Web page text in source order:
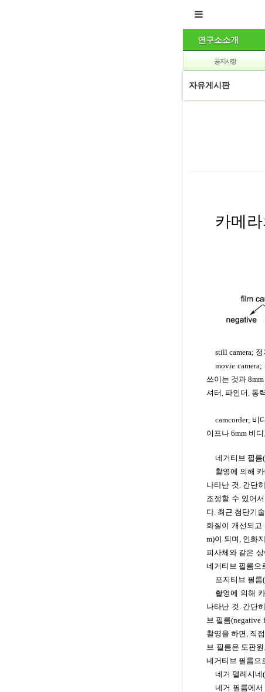
연구소소개
공지사항
자유게시판
카메
still camera;
movie
쓰이는 것과
셔터, 파인더, 동
camcorder; 비
이프나 6mm 비
네거티브 필름
촬영에 의해
나타난 것. 간단
조정할 수 있어
다. 최근 첨단기
화질이 개선되고
m)이 되며, 인화
피사체와 같은
네거티브 필름으
포지티브 필
촬영에 의해
나타난 것. 간단
브 필름
촬영을 하면, 직
브 필름은 도판
네거티브 필름으
네거 텔레시네
네거 필름에